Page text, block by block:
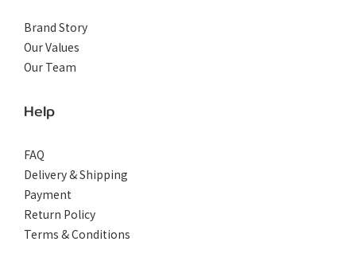
Brand Story
Our Values
Our Team
Help
FAQ
Delivery & Shipping
Payment
Return Policy
Terms & Conditions